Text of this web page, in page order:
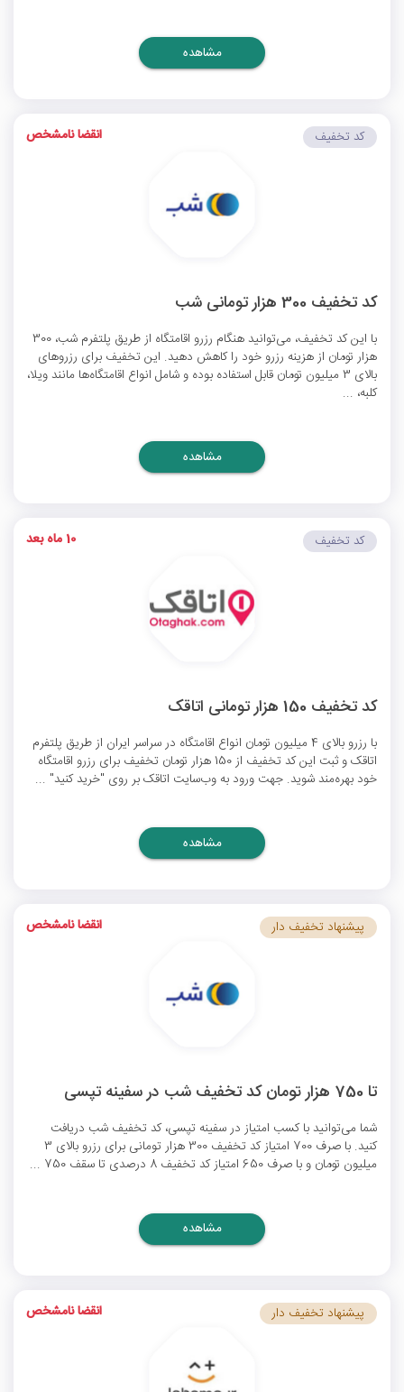
مشاهده
کد تخفیف 300 هزار تومانی شب
با این کد تخفیف، می‌توانید هنگام رزرو اقامتگاه از طریق پلتفرم شب، 300
هزار تومان از هزینه رزرو خود را کاهش دهید. این تخفیف برای رزروهای
بالای 3 میلیون تومان قابل استفاده بوده و شامل انواع اقامتگاه‌ها مانند ویلا،
کلبه، ...
کد تخفیف انقضا نامشخص
مشاهده
کد تخفیف 150 هزار تومانی اتاقک
با رزرو بالای 4 میلیون تومان انواع اقامتگاه در سراسر ایران از طریق پلتفرم
اتاقک و ثبت این کد تخفیف از 150 هزار تومان تخفیف برای رزرو اقامتگاه
خود بهره‌مند شوید. جهت ورود به وب‌سایت اتاقک بر روی "خرید کنید" ...
کد تخفیف 10 ماه بعد
مشاهده
تا 750 هزار تومان کد تخفیف شب در سفینه تپسی
شما می‌توانید با کسب امتیاز در سفینه تپسی، کد تخفیف شب دریافت
کنید. با صرف 700 امتیاز کد تخفیف 300 هزار تومانی برای رزرو بالای 3
میلیون تومان و با صرف 650 امتیاز کد تخفیف 8 درصدی تا سقف 750 ...
پیشنهاد تخفیف دار انقضا نامشخص
مشاهده
پیشنهاد تخفیف دار انقضا نامشخص